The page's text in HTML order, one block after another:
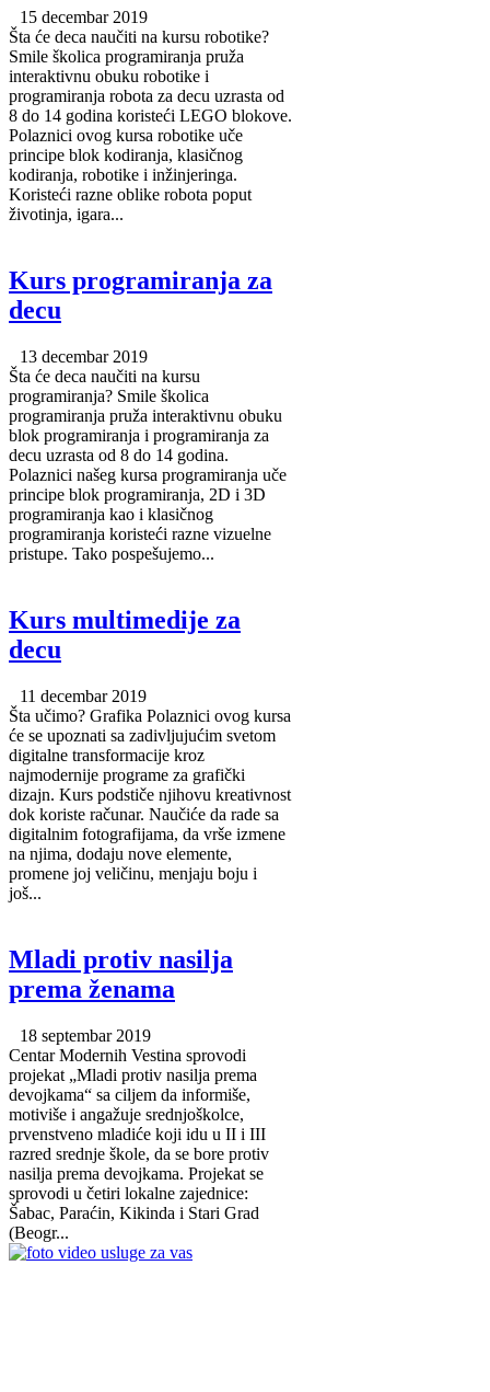
15 decembar 2019
Šta će deca naučiti na kursu robotike?
Smile školica programiranja pruža
interaktivnu obuku robotike i
programiranja robota za decu uzrasta od
8 do 14 godina koristeći LEGO blokove.
Polaznici ovog kursa robotike uče
principe blok kodiranja, klasičnog
kodiranja, robotike i inžinjeringa.
Koristeći razne oblike robota poput
životinja, igara...
Kurs programiranja za
decu
13 decembar 2019
Šta će deca naučiti na kursu
programiranja? Smile školica
programiranja pruža interaktivnu obuku
blok programiranja i programiranja za
decu uzrasta od 8 do 14 godina.
Polaznici našeg kursa programiranja uče
principe blok programiranja, 2D i 3D
programiranja kao i klasičnog
programiranja koristeći razne vizuelne
pristupe. Tako pospešujemo...
Kurs multimedije za
decu
11 decembar 2019
Šta učimo? Grafika Polaznici ovog kursa
će se upoznati sa zadivljujućim svetom
digitalne transformacije kroz
najmodernije programe za grafički
dizajn. Kurs podstiče njihovu kreativnost
dok koriste računar. Naučiće da rade sa
digitalnim fotografijama, da vrše izmene
na njima, dodaju nove elemente,
promene joj veličinu, menjaju boju i
još...
Mladi protiv nasilja
prema ženama
18 septembar 2019
Centar Modernih Vestina sprovodi
projekat „Mladi protiv nasilja prema
devojkama“ sa ciljem da informiše,
motiviše i angažuje srednjoškolce,
prvenstveno mladiće koji idu u II i III
razred srednje škole, da se bore protiv
nasilja prema devojkama. Projekat se
sprovodi u četiri lokalne zajednice:
Šabac, Paraćin, Kikinda i Stari Grad
(Beogr...